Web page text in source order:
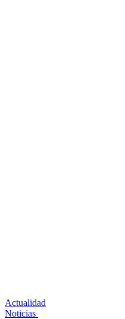
Actualidad
Noticias